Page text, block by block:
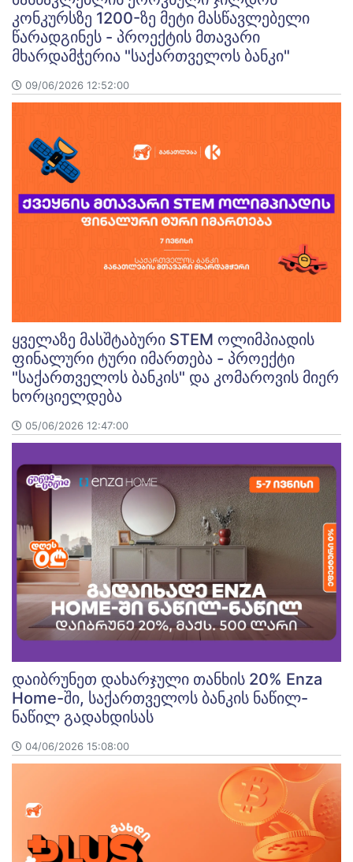
კონკურსზე 1200-ზე მეტი მასწავლებელი
წარადგინეს - პროექტის მთავარი
მხარდამჭერია "საქართველოს ბანკი"
09/06/2026 12:52:00
ყველაზე მასშტაბური STEM ოლიმპიადის
ფინალური ტური იმართება - პროექტი
"საქართველოს ბანკის" და კომაროვის მიერ
ხორციელდება
05/06/2026 12:47:00
დაიბრუნეთ დახარჯული თანხის 20% Enza
Home-ში, საქართველოს ბანკის ნაწილ-
ნაწილ გადახდისას
04/06/2026 15:08:00